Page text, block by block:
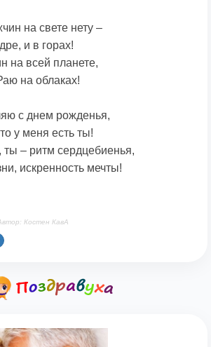
на свете нету –
и в горах!
на всей планете,
на облаках!
с днем рожденья,
у меня есть ты!
ты – ритм сердцебиенья,
искренность мечты!
Костен КавА